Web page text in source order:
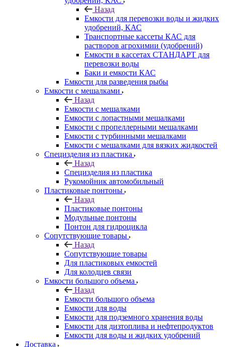
Назад
Емкости для перевозки воды и жидких
удобрений, КАС
Транспортные кассеты КАС для
растворов агрохимии (удобрений)
Емкости в кассетах СТАНДАРТ для
перевозки воды
Баки и емкости КАС
Емкости для разведения рыбы
Емкости с мешалками
Назад
Емкости с мешалками
Емкости с лопастными мешалками
Емкости с пропеллерными мешалками
Емкости с турбинными мешалками
Емкости с мешалками для вязких жидкостей
Специзделия из пластика
Назад
Специзделия из пластика
Рукомойник автомобильный
Пластиковые понтоны
Назад
Пластиковые понтоны
Модульные понтоны
Понтон для гидроцикла
Сопутствующие товары
Назад
Сопутствующие товары
Для пластиковых емкостей
Для колодцев связи
Емкости большого объема
Назад
Емкости большого объема
Емкости для воды
Емкости для подземного хранения воды
Емкости для дизтоплива и нефтепродуктов
Емкости для воды и жидких удобрений
Доставка